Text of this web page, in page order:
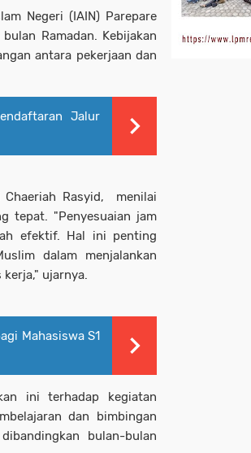
Negeri (IAIN) Parepare
Ramadan. Kebijakan
antara pekerjaan dan
Jalur
Rasyid, menilai
tepat. "Penyesuaian jam
efektif. Hal ini penting
dalam menjalankan
ujarnya.
Mahasiswa S1
ini terhadap kegiatan
dan bimbingan
bulan-bulan